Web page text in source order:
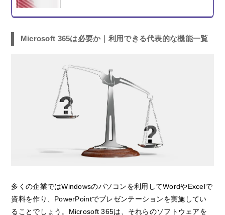
Microsoft 365は必要か｜利用できる代表的な機能一覧
多くの企業ではWindowsのパソコンを利用してWordやExcelで
資料を作り、PowerPointでプレゼンテーションを実施してい
ることでしょう。Microsoft 365は、それらのソフトウェアを